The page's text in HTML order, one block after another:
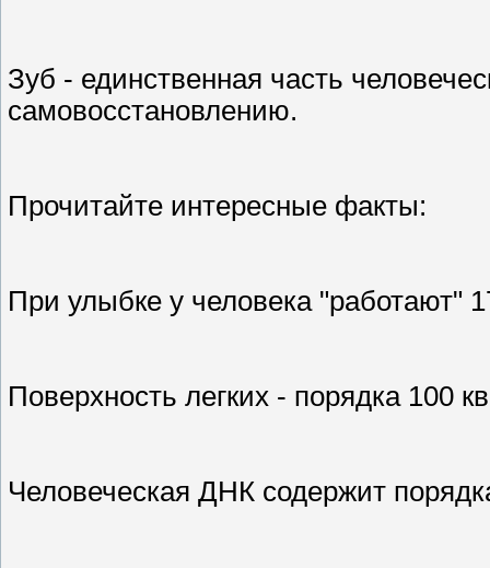
Зуб - единственная часть
самовосстановлению.
Прочитайте интересные факты:
При улыбке у человека "работают"
Поверхность легких - порядка 100
Человеческая ДHК содержит